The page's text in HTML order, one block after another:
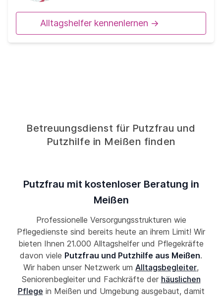
Alltagshelfer kennenlernen ->
Betreuungsdienst für Putzfrau und
Putzhilfe in Meißen finden
Putzfrau mit kostenloser Beratung in
Meißen
Professionelle Versorgungsstrukturen wie
Pflegedienste sind bereits heute an ihrem Limit! Wir
bieten Ihnen 21.000 Alltagshelfer und Pflegekräfte
davon viele Putzfrau und Putzhilfe aus Meißen.
Wir haben unser Netzwerk um Alltagsbegleiter,
Seniorenbegleiter und Fachkräfte der häuslichen
Pflege in Meißen und Umgebung ausgebaut, damit